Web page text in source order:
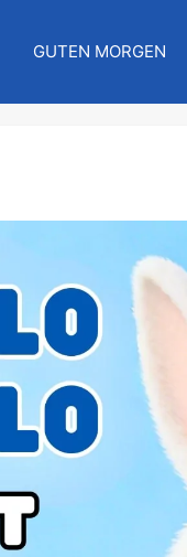
GUTEN MORGEN